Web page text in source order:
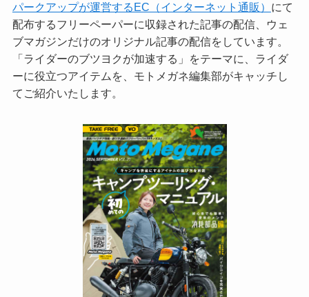
パークアップが運営するEC（インターネット通販） にて
配布するフリーペーパーに収録された記事の配信、ウェ
ブマガジンだけのオリジナル記事の配信をしています。
「ライダーのブツヨクが加速する」をテーマに、ライダ
ーに役立つアイテムを、モトメガネ編集部がキャッチし
てご紹介いたします。